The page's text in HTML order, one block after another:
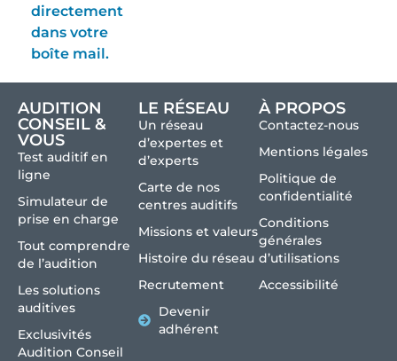
directement
dans votre
boîte mail.
AUDITION
CONSEIL &
VOUS
Test auditif en
ligne
Simulateur de
prise en charge
Tout comprendre
de l’audition
Les solutions
auditives
Exclusivités
Audition Conseil
LE RÉSEAU
Un réseau
d’expertes et
d’experts
Carte de nos
centres auditifs
Missions et valeurs
Histoire du réseau
Recrutement
Devenir
adhérent
À PROPOS
Contactez-nous
Mentions légales
Politique de
confidentialité
Conditions
générales
d’utilisations
Accessibilité